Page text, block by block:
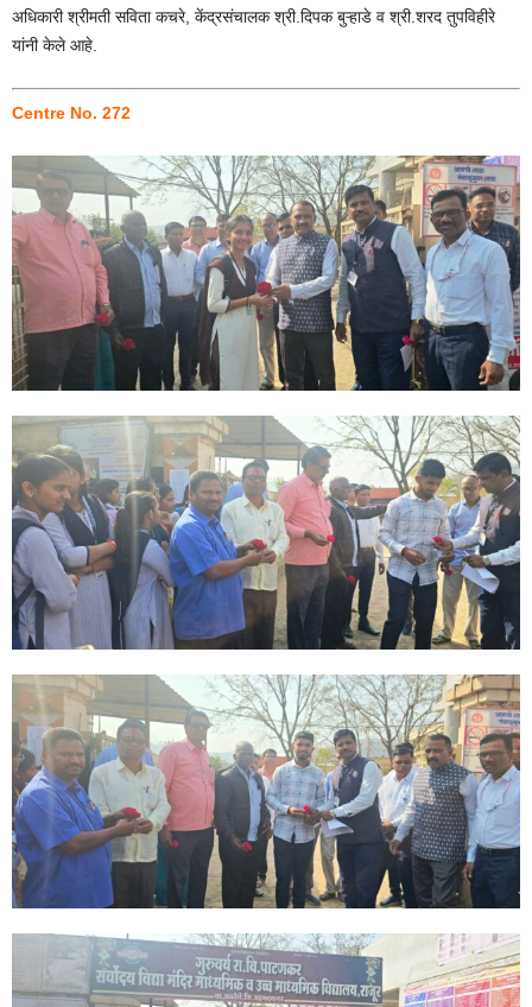
अधिकारी श्रीमती सविता कचरे, केंद्रसंचालक श्री.दिपक बुऱ्हाडे व श्री.शरद तुपविहीरे
यांनी केले आहे.
Centre No. 272